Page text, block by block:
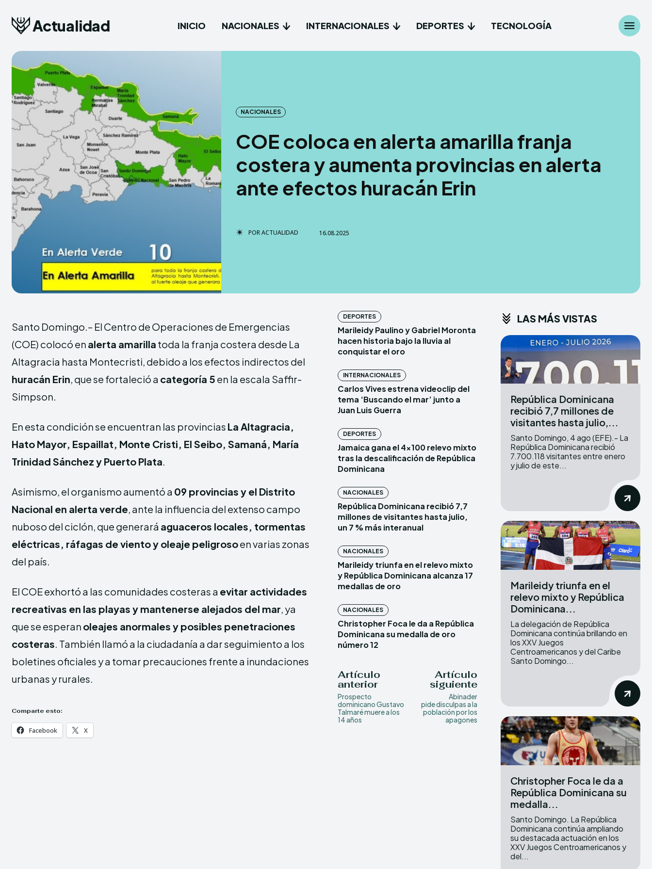
Internacionales
Deportes
Tecnología
Copyright © Newspaper Theme.
Facebook
Internacionales
Deportes
Tecnología
Copyright © Newspaper Theme.
Facebook
Actualidad INICIO NACIONALES INTERNACIONALES DEPORTES TECNOLOGÍA
NACIONALES
COE coloca en alerta amarilla franja
costera y aumenta provincias en alerta
ante efectos huracán Erin
PORACTUALIDAD 16.08.2025
Santo Domingo.– El Centro de Operaciones de Emergencias
(COE) colocó en alerta amarilla toda la franja costera desde La
Altagracia hasta Montecristi, debido a los efectos indirectos del
huracán Erin, que se fortaleció a categoría 5 en la escala Saffir-
Simpson.
En esta condición se encuentran las provincias La Altagracia,
Hato Mayor, Espaillat, Monte Cristi, El Seibo, Samaná, María
Trinidad Sánchez y Puerto Plata.
Asimismo, el organismo aumentó a 09 provincias y el Distrito
Nacional en alerta verde, ante la influencia del extenso campo
nuboso del ciclón, que generará aguaceros locales, tormentas
eléctricas, ráfagas de viento y oleaje peligrosoen varias zonas
del país.
El COE exhortó a las comunidades costeras a evitar actividades
recreativas en las playas y mantenerse alejados del mar, ya
que se esperan oleajes anormales y posibles penetraciones
costeras. También llamó a la ciudadanía a dar seguimiento a los
boletines oficiales y a tomar precauciones frente a inundaciones
urbanas y rurales.
Comparte esto:
Facebook X
DEPORTES
Marileidy Paulino y Gabriel Moronta
hacen historia bajo la lluvia al
conquistar el oro
INTERNACIONALES
Carlos Vives estrena videoclip del
tema ‘Buscando el mar’ junto a
Juan Luis Guerra
DEPORTES
Jamaica gana el 4×100 relevo mixto
tras la descalificación de República
Dominicana
NACIONALES
República Dominicana recibió 7,7
millones de visitantes hasta julio,
un 7 % más interanual
NACIONALES
Marileidy triunfa en el relevo mixto
y República Dominicana alcanza 17
medallas de oro
NACIONALES
Christopher Foca le da a República
Dominicana su medalla de oro
número 12
Artículo
anterior
Prospecto
dominicano Gustavo
Talmaré muere a los
14 años
Artículo
siguiente
Abinader
pide disculpas a la
población por los
apagones
LAS MÁS VISTAS
República Dominicana
recibió 7,7 millones de
visitantes hasta julio,...
Santo Domingo, 4 ago (EFE).- La
República Dominicana recibió
7.700.118 visitantes entre enero
y julio de este...
Marileidy triunfa en el
relevo mixto y República
Dominicana...
La delegación de República
Dominicana continúa brillando en
los XXV Juegos
Centroamericanos y del Caribe
Santo Domingo...
Christopher Foca le da a
República Dominicana su
medalla...
Santo Domingo. La República
Dominicana continúa ampliando
su destacada actuación en los
XXV Juegos Centroamericanos y
del...